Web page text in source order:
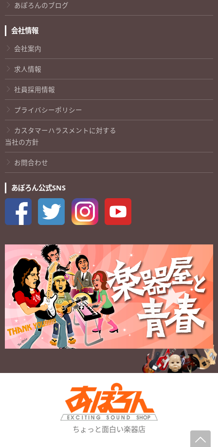
あぽろんのブログ
会社情報
会社案内
求人情報
社員採用情報
プライバシーポリシー
カスタマーハラスメントに対する
当社の方針
お問合わせ
あぽろん公式SNS
ちょっと面白い楽器店